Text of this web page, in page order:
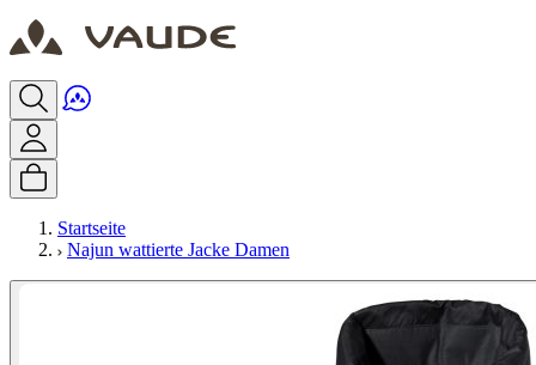
Startseite
Najun wattierte Jacke Damen